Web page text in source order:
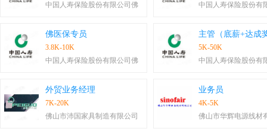
中国人寿保险股份有限公司佛
中国人寿保险股份有
佛医保专员
3.8K-10K
中国人寿保险股份有限公司佛
主管（底薪+达成
5K-50K
中国人寿保险股份有
外贸业务经理
7K-20K
佛山市沛国家具制造有限公司
业务员
4K-5K
佛山市华辉电源线材